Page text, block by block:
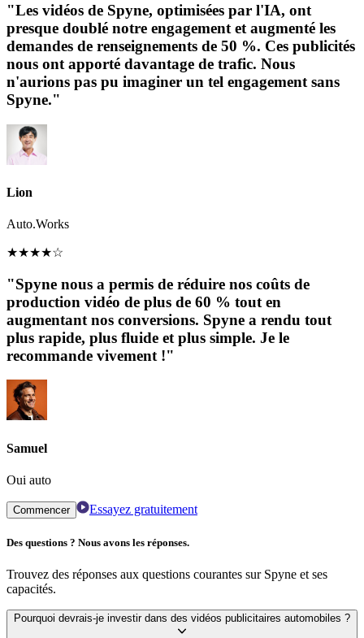
"Les vidéos de Spyne, optimisées par l'IA, ont
presque doublé notre engagement et augmenté les
demandes de renseignements de 50 %. Ces publicités
nous ont apporté davantage de trafic. Nous
n'aurions pas pu imaginer un tel engagement sans
Spyne."
Lion
Auto.Works
★★★★☆
"Spyne nous a permis de réduire nos coûts de
production vidéo de plus de 60 % tout en
augmentant nos conversions. Spyne a rendu tout
plus rapide, plus fluide et plus simple. Je le
recommande vivement !"
Samuel
Oui auto
Commencer Essayez gratuitement
Des questions ? Nous avons les réponses.
Trouvez des réponses aux questions courantes sur Spyne et ses
capacités.
Pourquoi devrais-je investir dans des vidéos publicitaires automobiles ?